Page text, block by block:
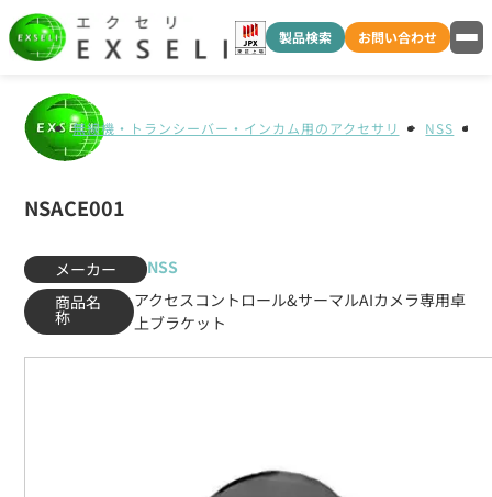
製品検索 お問い合わせ
無線機・トランシーバー・インカム用のアクセサリ NSS
NSACE001
メーカー
NSS
商品名
称
アクセスコントロール&サーマルAIカメラ専用卓
上ブラケット